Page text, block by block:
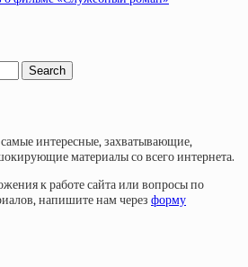
интересные, захватывающие,
материалы со всего интернета.
к работе сайта или вопросы по
напишите нам через форму